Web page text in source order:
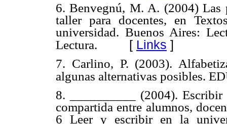
6. Benvegnú, M. A. (2004) Las
taller para docentes, en
universidad. Buenos Aires:
Lectura. [ Links ]
7. Carlino, P. (2003).
algunas alternativas posibles.
8. __________ (2004).
compartida entre alumnos,
6 Leer y escribir en la